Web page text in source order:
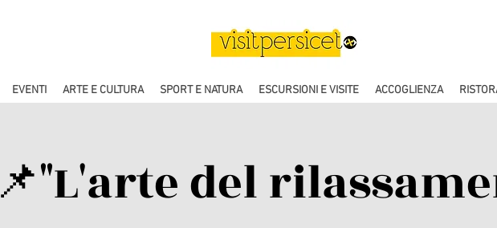
EVENTI ARTE E CULTURA SPORT E NATURA ESCURSIONI E VISITE ACCOGLIENZA
📌"L'arte del